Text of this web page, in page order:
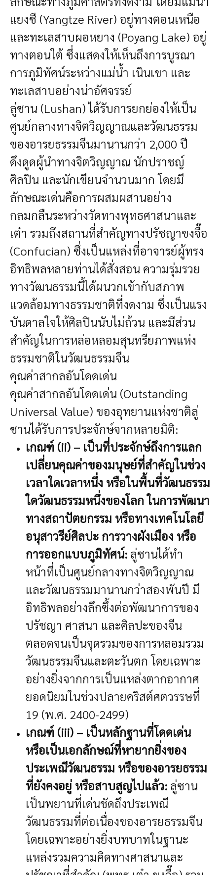
แยงซี (Yangtze River) อยู่ทางตอนเหนือ
และทะเลสาบผอหยาง (Poyang Lake) อยู่
ทางตอนใต้ ซึ่งแสดงให้เห็นถึงการบูรณา
การภูมิทัศน์ระหว่างแม่น้ำ เนินเขา และ
ทะเลสาบอย่างน่าอัศจรรย์
ลู่ซาน (Lushan) ได้รับการยกย่องให้เป็น
ศูนย์กลางทางจิตวิญญาณและวัฒนธรรม
ของอารยธรรมจีนมานานกว่า 2,000 ปี
ดึงดูดผู้นำทางจิตวิญญาณ นักปราชญ์
ศิลปิน และนักเขียนจำนวนมาก โดยมี
ลักษณะเด่นคือการผสมผสานอย่าง
กลมกลืนระหว่างวัดทางพุทธศาสนาและ
เต๋า รวมถึงสถานที่สำคัญทางปรัชญาขงจื๊อ
(Confucian) ซึ่งเป็นแหล่งที่อาจารย์ผู้ทรง
อิทธิพลหลายท่านได้สั่งสอน ความรุ่มรวย
ทางวัฒนธรรมนี้ได้ผนวกเข้ากับสภาพ
แวดล้อมทางธรรมชาติที่งดงาม ซึ่งเป็นแรง
บันดาลใจให้ศิลปินนับไม่ถ้วน และมีส่วน
สำคัญในการหล่อหลอมสุนทรียภาพแห่ง
ธรรมชาติในวัฒนธรรมจีน
คุณค่าสากลอันโดดเด่น
คุณค่าสากลอันโดดเด่น (Outstanding
Universal Value) ของอุทยานแห่งชาติลู่
ซานได้รับการประจักษ์จากหลายมิติ:
เกณฑ์ (ii) – เป็นที่ประจักษ์ถึงการแลก
เปลี่ยนคุณค่าของมนุษย์ที่สำคัญในช่วง
เวลาใดเวลาหนึ่ง หรือในพื้นที่วัฒนธรรม
ใดวัฒนธรรมหนึ่งของโลก ในการพัฒนา
ทางสถาปัตยกรรม หรือทางเทคโนโลยี
อนุสาวรีย์ศิลปะ การวางผังเมือง หรือ
การออกแบบภูมิทัศน์: ลู่ซานได้ทำ
หน้าที่เป็นศูนย์กลางทางจิตวิญญาณ
และวัฒนธรรมมานานกว่าสองพันปี มี
อิทธิพลอย่างลึกซึ้งต่อพัฒนาการของ
ปรัชญา ศาสนา และศิลปะของจีน
ตลอดจนเป็นจุดรวมของการหลอมรวม
วัฒนธรรมจีนและตะวันตก โดยเฉพาะ
อย่างยิ่งจากการเป็นแหล่งตากอากาศ
ยอดนิยมในช่วงปลายคริสต์ศตวรรษที่
19 (พ.ศ. 2400-2499)
เกณฑ์ (iii) – เป็นหลักฐานที่โดดเด่น
หรือเป็นเอกลักษณ์ที่หายากยิ่งของ
ประเพณีวัฒนธรรม หรือของอารยธรรม
ที่ยังคงอยู่ หรือสาบสูญไปแล้ว: ลู่ซาน
เป็นพยานที่เด่นชัดถึงประเพณี
วัฒนธรรมที่ต่อเนื่องของอารยธรรมจีน
โดยเฉพาะอย่างยิ่งบทบาทในฐานะ
แหล่งรวมความคิดทางศาสนาและ